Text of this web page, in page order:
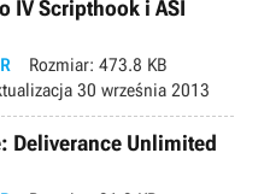
IV Scripthook i ASI
Rozmiar: 473.8 KB
30 września 2013
Deliverance Unlimited